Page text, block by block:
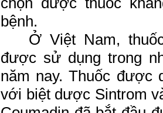
bệnh.
Ở Việt Nam,
được sử dụng trong
năm nay. Thuốc được
với biệt dược Sintrom